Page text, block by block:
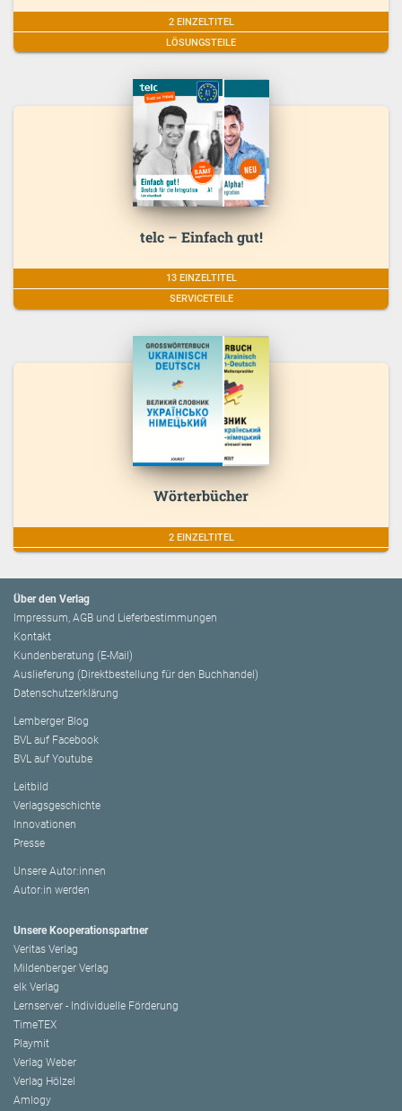
2 EINZELTITEL
LÖSUNGSTEILE
telc – Einfach gut!
13 EINZELTITEL
SERVICETEILE
Wörterbücher
2 EINZELTITEL
Über den Verlag
Impressum, AGB und Lieferbestimmungen
Kontakt
Kundenberatung (E-Mail)
Auslieferung (Direktbestellung für den Buchhandel)
Datenschutzerklärung
Lemberger Blog
BVL auf Facebook
BVL auf Youtube
Leitbild
Verlagsgeschichte
Innovationen
Presse
Unsere Autor:innen
Autor:in werden
Unsere Kooperationspartner
Veritas Verlag
Mildenberger Verlag
elk Verlag
Lernserver - Individuelle Förderung
TimeTEX
Playmit
Verlag Weber
Verlag Hölzel
Amlogy